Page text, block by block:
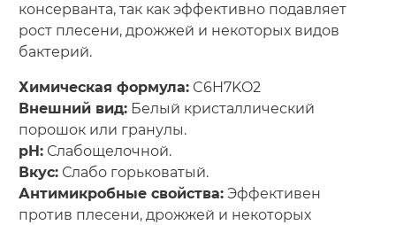
консерванта, так как эффективно подавляет
рост плесени, дрожжей и некоторых видов
бактерий.
Химическая формула:C6H7KO2
Внешний вид:Белый кристаллический
порошок или гранулы.
pH:Слабощелочной.
Вкус:Слабо горьковатый.
Антимикробные свойства:Эффективен
против плесени, дрожжей и некоторых